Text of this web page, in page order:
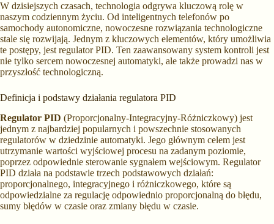
W dzisiejszych czasach, technologia odgrywa kluczową rolę w
naszym codziennym życiu. Od inteligentnych telefonów po
samochody autonomiczne, nowoczesne rozwiązania technologiczne
stale się rozwijają. Jednym z kluczowych elementów, który umożliwia
te postępy, jest regulator PID. Ten zaawansowany system kontroli jest
nie tylko sercem nowoczesnej automatyki, ale także prowadzi nas w
przyszłość technologiczną.
Definicja i podstawy działania regulatora PID
Regulator PID (Proporcjonalny-Integracyjny-Różniczkowy) jest
jednym z najbardziej popularnych i powszechnie stosowanych
regulatorów w dziedzinie automatyki. Jego głównym celem jest
utrzymanie wartości wyjściowej procesu na zadanym poziomie,
poprzez odpowiednie sterowanie sygnałem wejściowym. Regulator
PID działa na podstawie trzech podstawowych działań:
proporcjonalnego, integracyjnego i różniczkowego, które są
odpowiedzialne za regulację odpowiednio proporcjonalną do błędu,
sumy błędów w czasie oraz zmiany błędu w czasie.